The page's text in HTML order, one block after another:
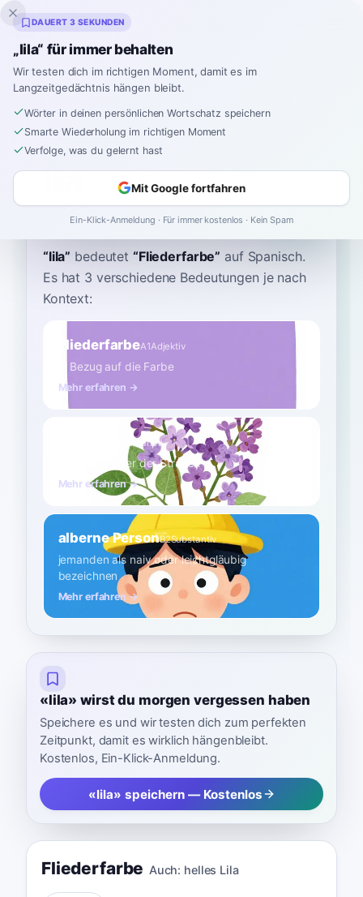
Inklingo
Startseite›Spanisch› Wörterbuch ›lila
lila
LEE-lah ˈlila
“lila” bedeutet “Fliederfarbe” auf Spanisch.
Es hat 3 verschiedene Bedeutungen je nach
Kontext:
FliederfarbeA1Adjektiv
in Bezug auf die Farbe
Mehr erfahren →
Substantiv
die Blume oder der Strauch
Mehr erfahren →
alberne PersonB2Substantiv
jemanden als naiv oder leichtgläubig
bezeichnen
Mehr erfahren →
«lila» wirst du morgen vergessen haben
Speichere es und wir testen dich zum perfekten
Zeitpunkt, damit es wirklich hängenbleibt.
Kostenlos, Ein-Klick-Anmeldung.
«lila» speichern — Kostenlos
Fliederfarbe Auch: helles Lila
DAUERT 3 SEKUNDEN
„lila“ für immer behalten
Wir testen dich im richtigen Moment, damit es im
Langzeitgedächtnis hängen bleibt.
Wörter in deinen persönlichen Wortschatz speichern
Smarte Wiederholung im richtigen Moment
Verfolge, was du gelernt hast
Mit Google fortfahren
Ein-Klick-Anmeldung · Für immer kostenlos · Kein Spam